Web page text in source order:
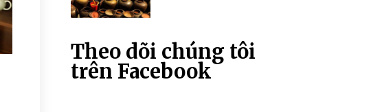
Theo dõi chúng tôi
trên Facebook